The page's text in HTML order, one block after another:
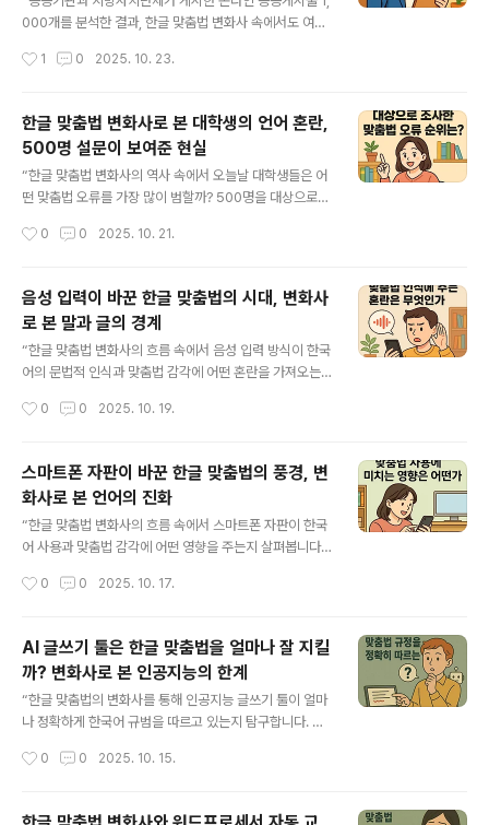
하게 기록하고 있다. 과거에는 종이 문서와 활자 중심으로
에서 진화하고 있다. 특히 SNS는 누구나 자신의 생각을 빠
000개를 분석한 결과, 한글 맞춤법 변화사 속에서도 여전
춤법의 유형과 그 사회언어학적 의미를 분석한다.” 목차한
분석으로 본 주요 맞춤법 오류 TOP 10한글 맞춤법 변화
사 속에서 반복되는 공공언어의 문제공공문서의 미래, 한
글 맞춤법 변화사가 제시하는 방향 1. 한글 맞춤법 변화사
와 공공언어의 관계 한글 맞춤법 변화사는 단순히 글쓰기
규칙의 변천사가 아니라, 사회의 언어의식과 행정문화의
된 이래로 공공기관은 언제나 언어 표준화의 중심이었다.
1 0 2025. 10. 23.
한글 맞춤법 변화사로 본 대학생의 언어 혼란,
500명 설문이 보여준 현실
“한글 맞춤법 변화사의 역사 속에서 오늘날 대학생들은 어
떤 맞춤법 오류를 가장 많이 범할까? 500명을 대상으로
의 변화를 분석한 최신 보고서.” 목차한글 맞춤법 변화사와
맞춤법 오류 TOP 10한글 맞춤법 변화사 속에서 나타난
오류의 원인대학생 세대가 보여주는 언어 인식의 변화와
미래의 방향 1. 한글 맞춤법 변화사와 세대별 언어 감각의
차이 한글 맞춤법 변화사는 단순히 문법 규칙의 변천사가
아니라, 시대마다 언어를 바라보는 사고방식이 어떻게 달
상징이었고, 철저한 규범 준수가 교양으로 여겨졌다. 하지
0 0 2025. 10. 21.
음성 입력이 바꾼 한글 맞춤법의 시대, 변화사
로 본 말과 글의 경계
“한글 맞춤법 변화사의 흐름 속에서 음성 입력 방식이 한국
어의 문법적 인식과 맞춤법 감각에 어떤 혼란을 가져오는
떻게 변화하고 있을까요?” 목차한글 맞춤법 변화사의 흐름
의 충돌발음 중심 언어 인식이 불러온 문법적 혼란한글 맞
춤법 변화사 속에서 음성 입력이 만들어갈 미래 1. 한글 맞
춤법 변화사의 흐름과 말과 글의 경계 한글 맞춤법 변화사
는 한국어가 소리와 문자, 구어와 문어 사이의 긴장 속에서
어떻게 발전해왔는지를 보여주는 언어의 역사다. 훈민정음
정확하게 표기할 수 있도록 음운의 원리를 문자에 담았다.
0 0 2025. 10. 19.
스마트폰 자판이 바꾼 한글 맞춤법의 풍경, 변
화사로 본 언어의 진화
“한글 맞춤법 변화사의 흐름 속에서 스마트폰 자판이 한국
어 사용과 맞춤법 감각에 어떤 영향을 주는지 살펴봅니다.
바꾸는지 분석합니다.” 목차한글 맞춤법 변화사의 흐름과
언어에 미친 영향자판 사용이 불러온 맞춤법 오류의 유형
과 사회적 변화한글 맞춤법 변화사 속에서 스마트폰 언어
의 미래 1. 한글 맞춤법 변화사의 흐름과 디지털 환경의 등
장한글 맞춤법 변화사는 우리 언어의 진화와 사회의 기술
발전이 어떻게 맞물려왔는지를 보여주는 귀중한 기록이다.
백성을 위한 ‘소통의 문자’로 출발했다. 이후 시대가 변하며
0 0 2025. 10. 17.
AI 글쓰기 툴은 한글 맞춤법을 얼마나 잘 지킬
까? 변화사로 본 인공지능의 한계
“한글 맞춤법의 변화사를 통해 인공지능 글쓰기 툴이 얼마
나 정확하게 한국어 규범을 따르고 있는지 탐구합니다. AI
본질을 함께 살펴봅니다.” “AI 글쓰기 툴은 한글 맞춤법을
하지 못한다. 한글 맞춤법 변화사는 기술과 인간 감성의 조
0 0 2025. 10. 15.